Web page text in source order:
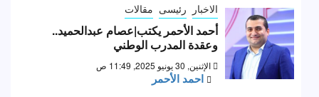
الاخبار رئيسى مقالات
أحمد الأحمر يكتب|عصام عبدالحميد..
وعقدة المدرب الوطني
الإثنين, 30 يونيو 2025, 11:49 ص
احمد الأحمر